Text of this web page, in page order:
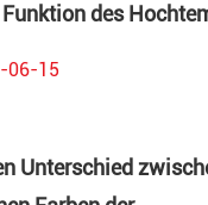
des
06-15
Unterschied